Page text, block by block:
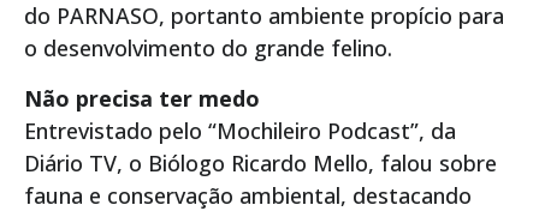
do PARNASO, portanto ambiente propício para
o desenvolvimento do grande felino.
Não precisa ter medo
Entrevistado pelo “Mochileiro Podcast”, da
Diário TV, o Biólogo Ricardo Mello, falou sobre
fauna e conservação ambiental, destacando